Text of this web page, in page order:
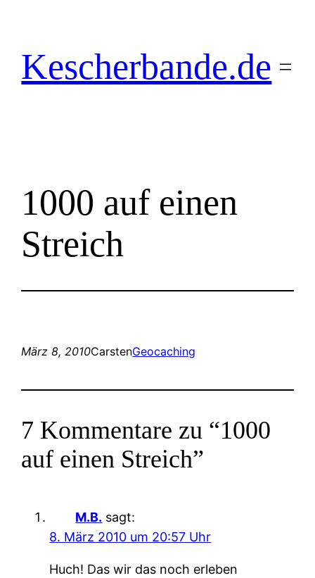
springen
Kescherbande.de
1000 auf einen
Streich
März 8, 2010CarstenGeocaching
7 Kommentare zu “1000
auf einen Streich”
M.B. sagt:
8. März 2010 um 20:57 Uhr
Huch! Das wir das noch erleben